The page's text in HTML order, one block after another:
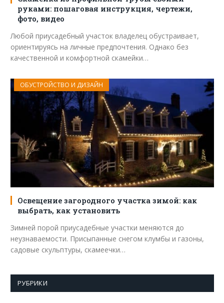
руками: пошаговая инструкция, чертежи,
фото, видео
Любой приусадебный участок владелец обустраивает,
ориентируясь на личные предпочтения. Однако без
качественной и комфортной скамейки…
ОБУСТРОЙСТВО И ДИЗАЙН
Освещение загородного участка зимой: как
выбрать, как установить
Зимней порой приусадебные участки меняются до
неузнаваемости. Присыпанные снегом клумбы и газоны,
садовые скульптуры, скамеечки…
РУБРИКИ